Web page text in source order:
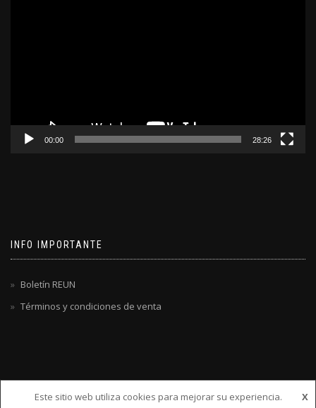
00:00 28:26
INFO IMPORTANTE
Boletín REUN
Términos y condiciones de venta
Este sitio web utiliza cookies para mejorar su experiencia.
X